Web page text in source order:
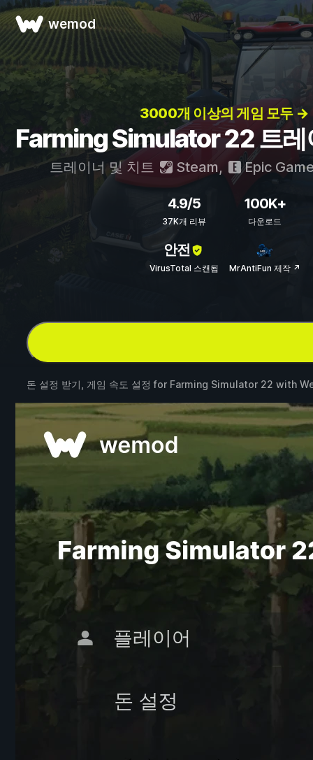
wemod
3000개 이상의 게임 모두 →
Farming Simulator 22 트레
트레이너 및 치트 Steam, Epic
4.9/5
37K개 리뷰
100K+
다운로드
안전
VirusTotal 스캔됨 MrAntiFun 제작 ↗
돈 설정 받기, 게임 속도 설정 for Farming Simulator 22 with